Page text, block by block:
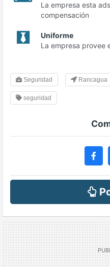
La empresa esta
compensación
Uniforme
La empresa provee
Seguridad Rancagua
seguridad